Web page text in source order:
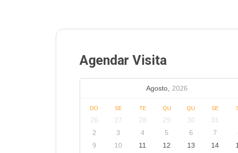
Agendar Visita
Agosto, 2026
DO SE TE QU QU SE
26 27 28 29 30 31
2
3 4 5 6 7
9
10 11 12 13 14